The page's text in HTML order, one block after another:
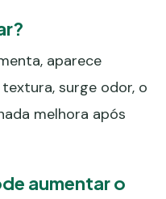
aparece
surge odor, o
melhora após
aumentar o